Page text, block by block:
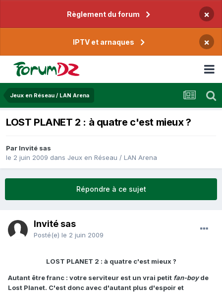
Règlement du forum ×
IPTV et arnaques ×
Jeux en Réseau / LAN Arena
LOST PLANET 2 : à quatre c'est mieux ?
Par Invité sas
le 2 juin 2009 dans Jeux en Réseau / LAN Arena
Répondre à ce sujet
Invité sas
Posté(e) le 2 juin 2009
LOST PLANET 2 : à quatre c'est mieux ?
Autant être franc : votre serviteur est un vrai petit fan-boyde
Lost Planet. C'est donc avec d'autant plus d'espoir et